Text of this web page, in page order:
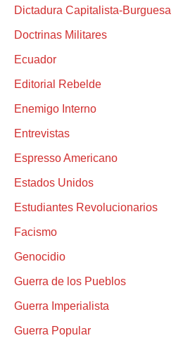
Dictadura Capitalista-Burguesa
Doctrinas Militares
Ecuador
Editorial Rebelde
Enemigo Interno
Entrevistas
Espresso Americano
Estados Unidos
Estudiantes Revolucionarios
Facismo
Genocidio
Guerra de los Pueblos
Guerra Imperialista
Guerra Popular